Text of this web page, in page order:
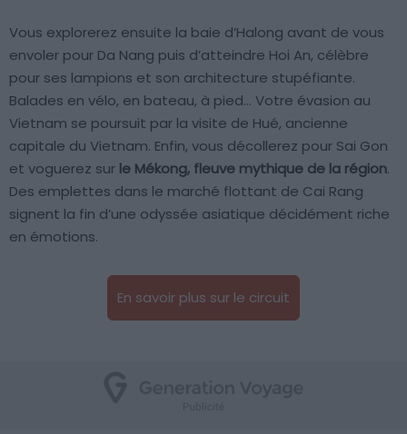
Vous explorerez ensuite la baie d’Halong avant de vous
envoler pour Da Nang puis d’atteindre Hoi An, célèbre
pour ses lampions et son architecture stupéfiante.
Balades en vélo, en bateau, à pied… Votre évasion au
Vietnam se poursuit par la visite de Hué, ancienne
capitale du Vietnam. Enfin, vous décollerez pour Sai Gon
et voguerez sur le Mékong, fleuve mythique de la région.
Des emplettes dans le marché flottant de Cai Rang
signent la fin d’une odyssée asiatique décidément riche
en émotions.
En savoir plus sur le circuit